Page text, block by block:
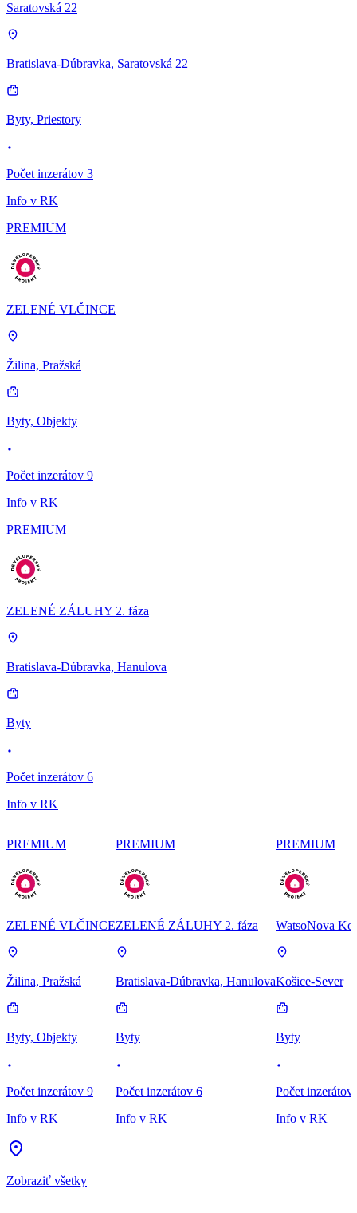
Saratovská 22
Bratislava-Dúbravka, Saratovská 22
Byty, Priestory
Počet inzerátov 3
Info v RK
PREMIUM
ZELENÉ VLČINCE
Žilina, Pražská
Byty, Objekty
Počet inzerátov 9
Info v RK
PREMIUM
ZELENÉ ZÁLUHY 2. fáza
Bratislava-Dúbravka, Hanulova
Byty
Počet inzerátov 6
Info v RK
PREMIUM
ZELENÉ VLČINCE
Žilina, Pražská
Byty, Objekty
Počet inzerátov 9
Info v RK
PREMIUM
ZELENÉ ZÁLUHY 2. fáza
Bratislava-Dúbravka, Hanulova
Byty
Počet inzerátov 6
Info v RK
PREMIUM
WatsoNova
Košice-Sever
Byty
Počet inzerátov
Info v RK
Zobraziť všetky